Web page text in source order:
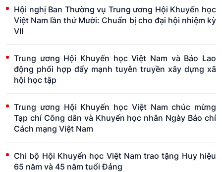
Hội nghị Ban Thường vụ Trung ương Hội Khuyến học
Việt Nam lần thứ Mười: Chuẩn bị cho đại hội nhiệm kỳ
VII
Trung ương Hội Khuyến học Việt Nam và Báo Lao
động phối hợp đẩy mạnh tuyên truyền xây dựng xã
hội học tập
Trung ương Hội Khuyến học Việt Nam chúc mừng
Tạp chí Công dân và Khuyến học nhân Ngày Báo chí
Cách mạng Việt Nam
Chi bộ Hội Khuyến học Việt Nam trao tặng Huy hiệu
65 năm và 45 năm tuổi Đảng